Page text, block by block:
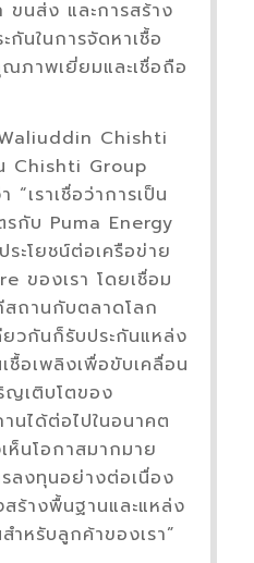
ขนส่ง และการสร้าง
กันในการจัดหาเชื้อ
ภาพเยี่ยมและเชื่อถือ
Chishti
Chishti Group
“เราเชื่อว่าการเป็น
กับ Puma Energy
ระโยชน์ต่อเครือข่าย
ของเรา โดยเชื่อม
ถานกับตลาดโลก
วกันก็รับประกันแหล่ง
ชื้อเพลิงเพื่อขับเคลื่อน
ญเติบโตของ
นได้ต่อไปในอนาคต
เห็นโอกาสมากมาย
ลงทุนอย่างต่อเนื่อง
สร้างพื้นฐานและแหล่ง
ำหรับลูกค้าของเรา”